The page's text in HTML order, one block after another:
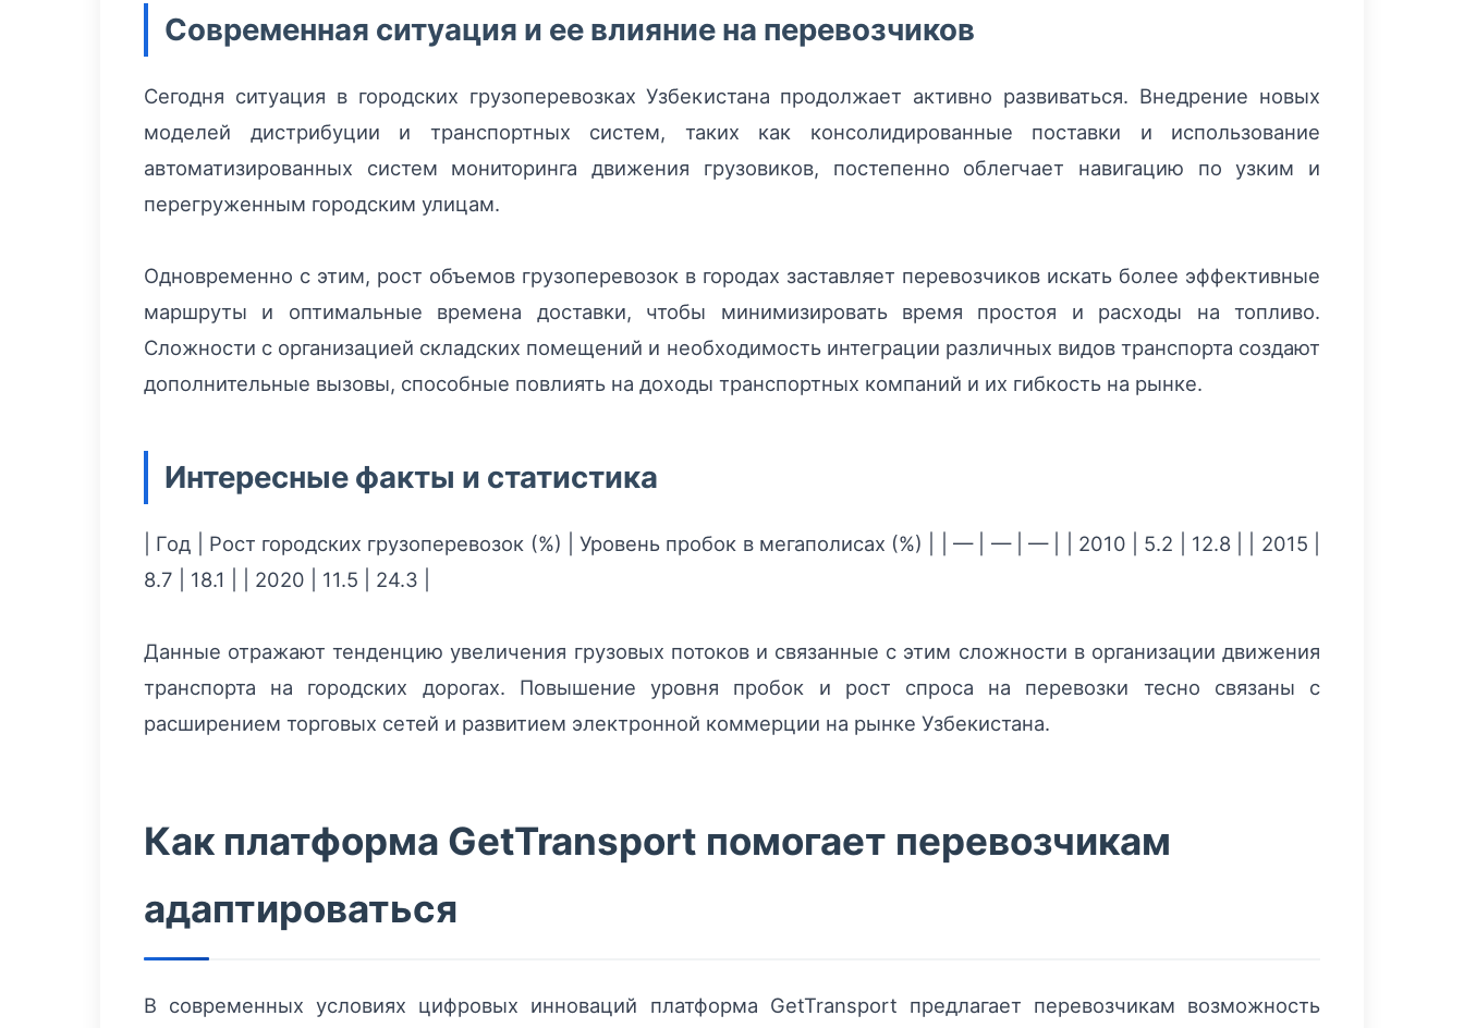
Современная ситуация и ее влияние на перевозчиков
Сегодня ситуация в городских грузоперевозках Узбекистана продолжает активно развиваться. Внедрение новых
моделей дистрибуции и транспортных систем, таких как консолидированные поставки и использование
автоматизированных систем мониторинга движения грузовиков, постепенно облегчает навигацию по узким и
перегруженным городским улицам.
Одновременно с этим, рост объемов грузоперевозок в городах заставляет перевозчиков искать более эффективные
маршруты и оптимальные времена доставки, чтобы минимизировать время простоя и расходы на топливо.
Сложности с организацией складских помещений и необходимость интеграции различных видов транспорта создают
дополнительные вызовы, способные повлиять на доходы транспортных компаний и их гибкость на рынке.
Интересные факты и статистика
| Год | Рост городских грузоперевозок (%) | Уровень пробок в мегаполисах (%) | | — | — | — | | 2010 | 5.2 | 12.8 | | 2015 |
8.7 | 18.1 | | 2020 | 11.5 | 24.3 |
Данные отражают тенденцию увеличения грузовых потоков и связанные с этим сложности в организации движения
транспорта на городских дорогах. Повышение уровня пробок и рост спроса на перевозки тесно связаны с
расширением торговых сетей и развитием электронной коммерции на рынке Узбекистана.
Как платформа GetTransport помогает перевозчикам
адаптироваться
В современных условиях цифровых инноваций платформа GetTransport предлагает перевозчикам возможность